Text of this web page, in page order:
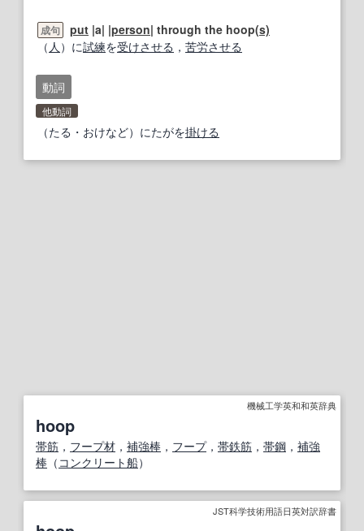
成句 put |a| |person| through the hoop(s)
（ 人 ）に試練を受けさせる ， 苦労させる
動詞
他動詞
（たる・おけなど）にたがを掛ける
機械工学英和和英辞典
hoop
帯筋 ， フープ材 ， 補強棒 ， フープ， 帯鉄筋 ， 帯鋼 ， 補強
棒 （ コンクリート船）
JST科学技術用語日英対訳辞書